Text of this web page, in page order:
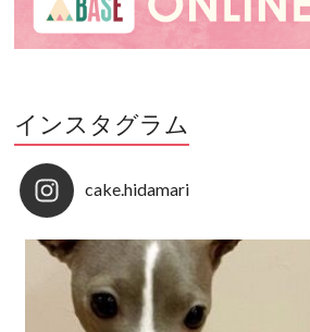
インスタグラム
cake.hidamari